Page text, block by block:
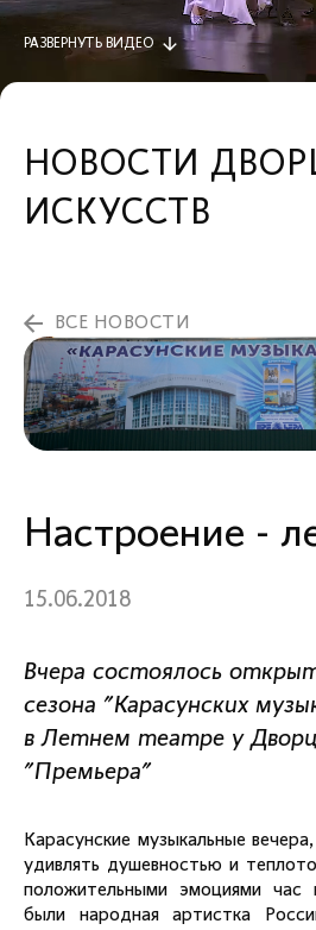
РАЗВЕРНУТЬ ВИДЕО
НОВОСТИ
ИСКУССТВ
ВСЕ НОВОСТИ
Настроение -
15.06.2018
Вчера состоялось
сезона "Карасунских
в Летнем театре у
"Премьера"
Карасунские музыкальные
удивлять душевностью и
положительными эмоциями
были народная артистка